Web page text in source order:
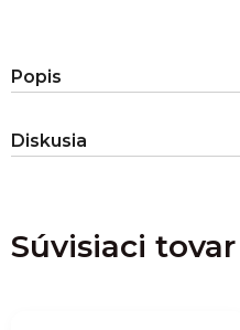
Popis
Diskusia
Súvisiaci tovar